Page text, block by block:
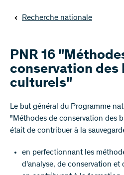
Recherche nationale
PNR 16
conservation des
culturels"
Le but général du Programme
"Méthodes de conservation des
était de contribuer à la
en perfectionnant les
d'analyse, de conservation et